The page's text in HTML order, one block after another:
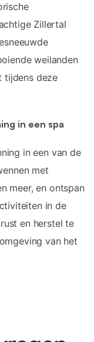
Zillertal
weilanden
tijdens deze
in een spa
in een van de
met
meer, en ontspan
in de
en herstel te
van het